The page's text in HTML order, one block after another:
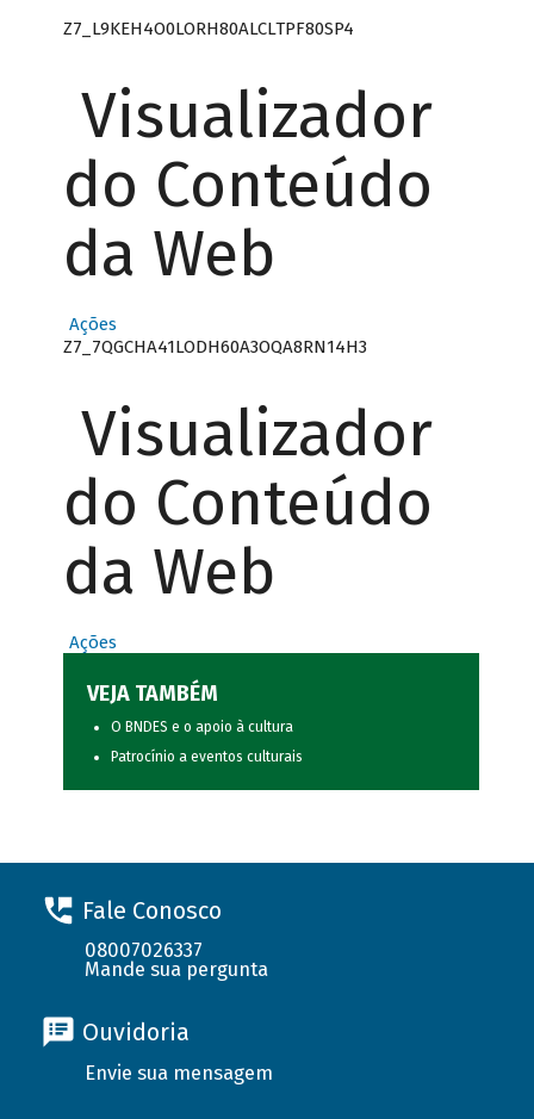
Z7_L9KEH4O0LORH80ALCLTPF80SP4
Visualizador
do Conteúdo
da Web
Ações
Z7_7QGCHA41LODH60A3OQA8RN14H3
Visualizador
do Conteúdo
da Web
Ações
VEJA TAMBÉM
O BNDES e o apoio à cultura
Patrocínio a eventos culturais
Fale Conosco
08007026337
Mande sua pergunta
Ouvidoria
Envie sua mensagem